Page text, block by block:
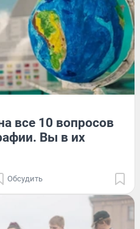
все 10 вопросов
Вы в их
Обсудить